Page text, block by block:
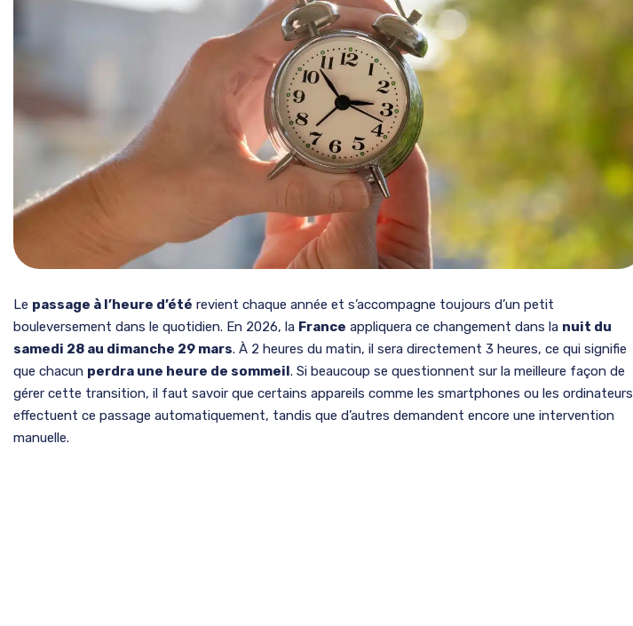
Le passage à l’heure d’été revient chaque année et s’accompagne toujours d’un petit
bouleversement dans le quotidien. En 2026, la France appliquera ce changement dans la nuit du
samedi 28 au dimanche 29 mars. À 2 heures du matin, il sera directement 3 heures, ce qui signifie
que chacun perdra une heure de sommeil. Si beaucoup se questionnent sur la meilleure façon de
gérer cette transition, il faut savoir que certains appareils comme les smartphones ou les ordinateurs
effectuent ce passage automatiquement, tandis que d’autres demandent encore une intervention
manuelle.